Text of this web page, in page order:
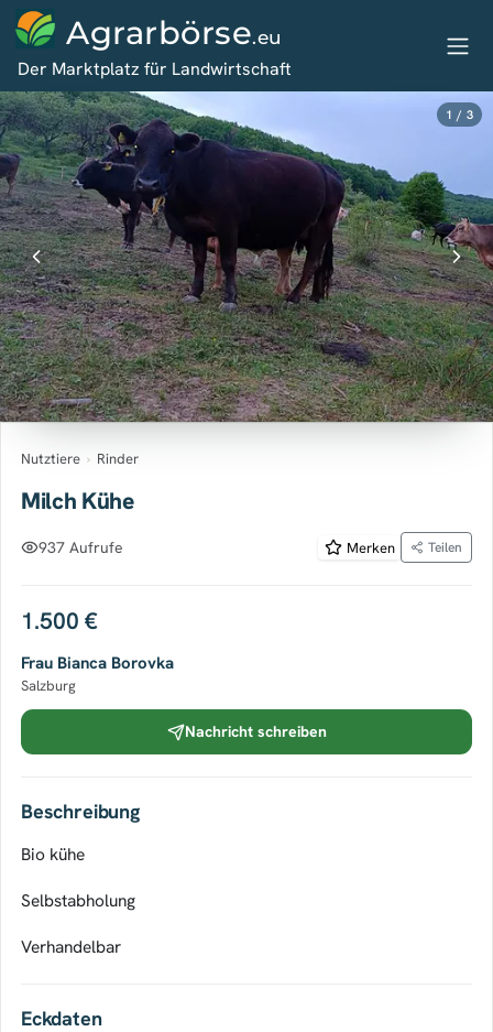
Agrarbörse.eu
Der Marktplatz für Landwirtschaft
1 / 3
Nutztiere › Rinder
Milch Kühe
937 Aufrufe Merken Teilen
1.500 €
Frau Bianca Borovka
Salzburg
Nachricht schreiben
Beschreibung
Bio kühe
Selbstabholung
Verhandelbar
Eckdaten